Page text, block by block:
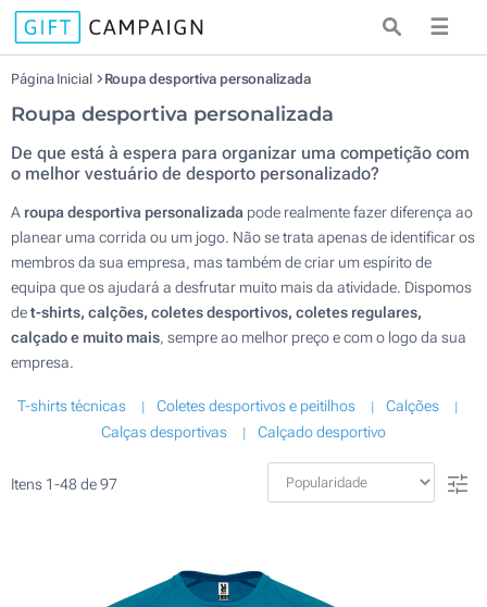
☰
Página Inicial Roupa desportiva personalizada
Roupa desportiva personalizada
De que está à espera para organizar uma competição com
o melhor vestuário de desporto personalizado?
A roupa desportiva personalizada pode realmente fazer diferença ao
planear uma corrida ou um jogo. Não se trata apenas de identificar os
membros da sua empresa, mas também de criar um espírito de
equipa que os ajudará a desfrutar muito mais da atividade. Dispomos
det-shirts, calções, coletes desportivos, coletes regulares,
calçado e muito mais, sempre ao melhor preço e com o logo da sua
empresa.
T-shirts técnicas Coletes desportivos e peitilhos
Calções
Calças desportivas
Calçado desportivo
Itens 1-48de97